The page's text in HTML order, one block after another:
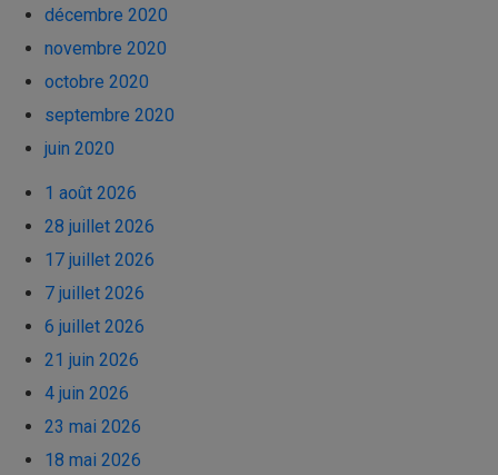
décembre 2020
novembre 2020
octobre 2020
septembre 2020
juin 2020
1 août 2026
28 juillet 2026
17 juillet 2026
7 juillet 2026
6 juillet 2026
21 juin 2026
4 juin 2026
23 mai 2026
18 mai 2026